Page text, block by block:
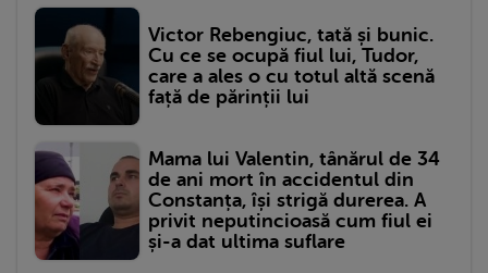
Victor Rebengiuc, tată și bunic.
Cu ce se ocupă fiul lui, Tudor,
care a ales o cu totul altă scenă
față de părinții lui
Mama lui Valentin, tânărul de 34
de ani mort în accidentul din
Constanța, își strigă durerea. A
privit neputincioasă cum fiul ei
și-a dat ultima suflare